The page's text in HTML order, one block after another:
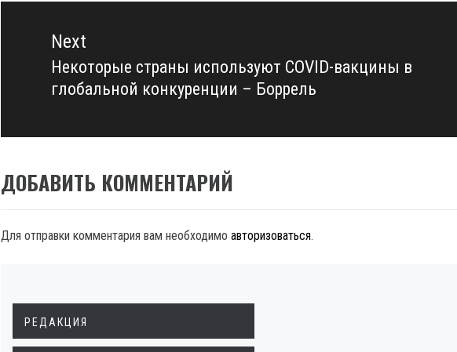
Next
Next
post:
Некоторые страны используют COVID-вакцины в
глобальной конкуренции – Боррель
ДОБАВИТЬ КОММЕНТАРИЙ
Для отправки комментария вам необходимо авторизоваться.
РЕДАКЦИЯ